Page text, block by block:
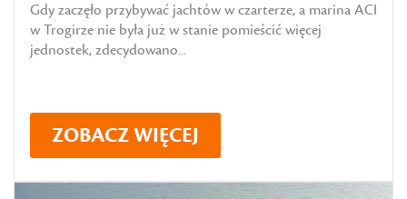
Gdy zaczęło przybywać jachtów w czarterze, a marina ACI
w Trogirze nie była już w stanie pomieścić więcej
jednostek, zdecydowano...
ZOBACZ WIĘCEJ